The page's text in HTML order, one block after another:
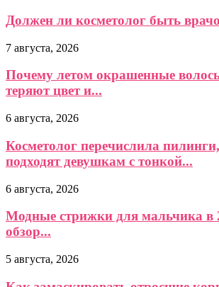
Должен ли косметолог быть
7 августа, 2026
Почему летом окрашенные
теряют цвет и...
6 августа, 2026
Косметолог перечислила
подходят девушкам с тонкой...
6 августа, 2026
Модные стрижки для мальчика в
обзор...
5 августа, 2026